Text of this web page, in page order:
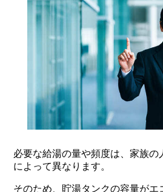
必要な給湯の量や頻度は、家族の
によって異なります。
そのため、貯湯タンクの容量がエ